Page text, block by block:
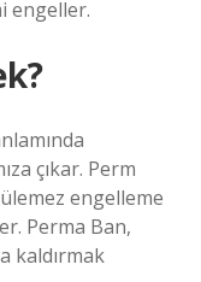
engeller.
çıkar. Perm
engelleme
Perma Ban,
kaldırmak